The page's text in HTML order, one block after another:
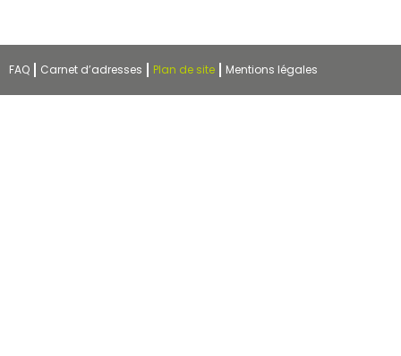
FAQ Carnet d’adresses Plan de site Mentions légales